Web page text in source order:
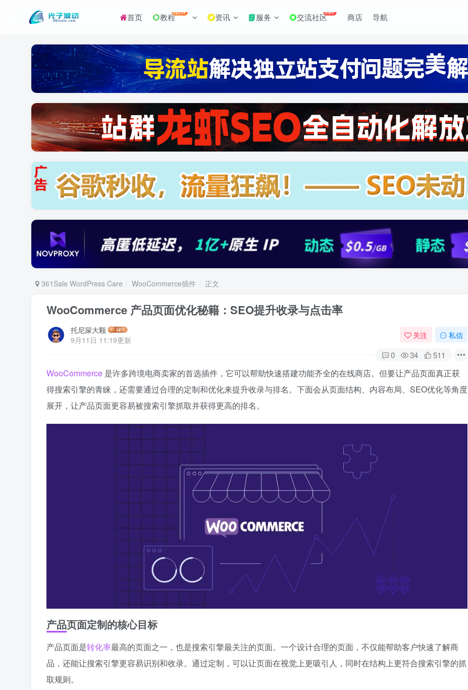
首页 教程NEW 资讯 服务 交流社区+99 商店 导航
361Sale WordPress Care WooCommerce插件 正文
WooCommerce 产品页面优化秘籍：SEO提升收录与点击率
托尼屎大颗
9月11日 11:19更新
关注 私信
0 34 511
WooCommerce 是许多跨境电商卖家的首选插件，它可以帮助快速搭建功能齐全的在线商店。但要让产品页面真正获
得搜索引擎的青睐，还需要通过合理的定制和优化来提升收录与排名。下面会从页面结构、内容布局、SEO优化等角度
展开，让产品页面更容易被搜索引擎抓取并获得更高的排名。
产品页面定制的核心目标
产品页面是转化率最高的页面之一，也是搜索引擎最关注的页面。一个设计合理的页面，不仅能帮助客户快速了解商
品，还能让搜索引擎更容易识别和收录。通过定制，可以让页面在视觉上更吸引人，同时在结构上更符合搜索引擎的抓
取规则。